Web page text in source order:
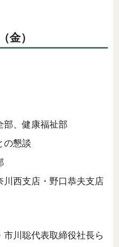
金）
、健康福祉部
の懇談
西支店・野口恭夫支店
川聡代表取締役社長ら